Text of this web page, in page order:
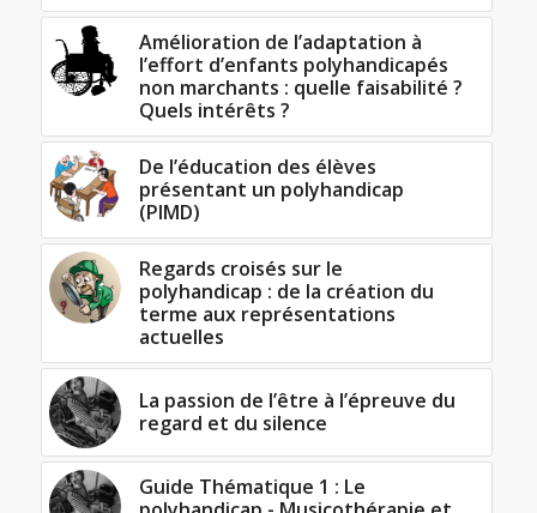
Amélioration de l’adaptation à
l’effort d’enfants polyhandicapés
non marchants : quelle faisabilité ?
Quels intérêts ?
De l’éducation des élèves
présentant un polyhandicap
(PIMD)
Regards croisés sur le
polyhandicap : de la création du
terme aux représentations
actuelles
La passion de l’être à l’épreuve du
regard et du silence
Guide Thématique 1 : Le